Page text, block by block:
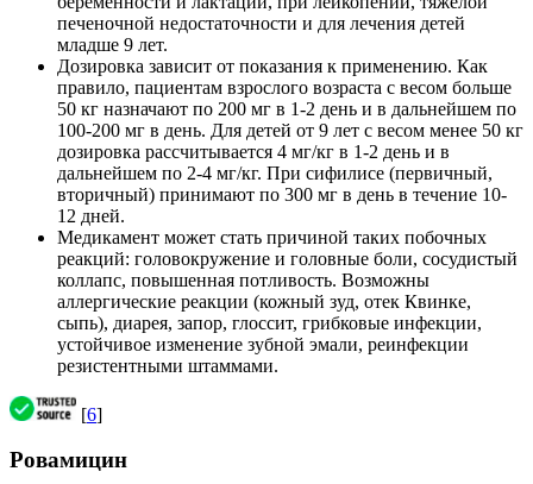
печеночной недостаточности и для лечения детей
младше 9 лет.
Дозировка зависит от показания к применению. Как
правило, пациентам взрослого возраста с весом больше
50 кг назначают по 200 мг в 1-2 день и в дальнейшем по
100-200 мг в день. Для детей от 9 лет с весом менее 50 кг
дозировка рассчитывается 4 мг/кг в 1-2 день и в
дальнейшем по 2-4 мг/кг. При сифилисе (первичный,
вторичный) принимают по 300 мг в день в течение 10-
12 дней.
Медикамент может стать причиной таких побочных
реакций: головокружение и головные боли, сосудистый
коллапс, повышенная потливость. Возможны
аллергические реакции (кожный зуд, отек Квинке,
сыпь), диарея, запор, глоссит, грибковые инфекции,
устойчивое изменение зубной эмали, реинфекции
резистентными штаммами.
[6]
Ровамицин